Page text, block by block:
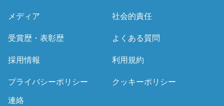
メディア 社会的責任
受賞歴・表彰歴 よくある質問
採用情報 利用規約
プライバシーポリシー クッキーポリシー
連絡